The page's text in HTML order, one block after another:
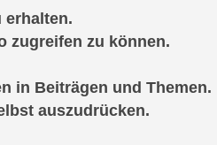
erhalten.
zugreifen zu können.
in Beiträgen und Themen.
auszudrücken.